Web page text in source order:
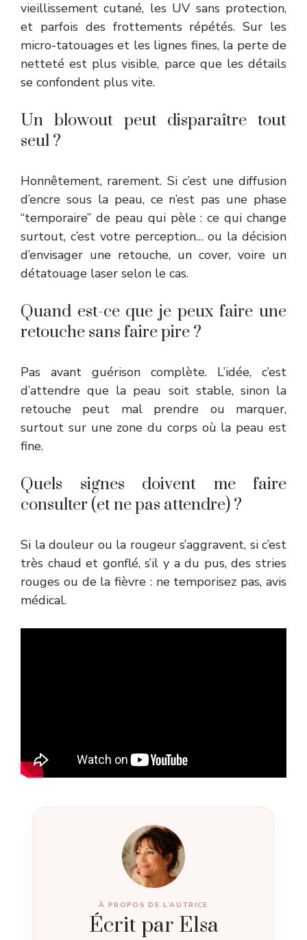
vieillissement cutané, les UV sans protection,
et parfois des frottements répétés. Sur les
micro-tatouages et les lignes fines, la perte de
netteté est plus visible, parce que les détails
se confondent plus vite.
Un blowout peut disparaître tout
seul ?
Honnêtement, rarement. Si c’est une diffusion
d’encre sous la peau, ce n’est pas une phase
“temporaire” de peau qui pèle : ce qui change
surtout, c’est votre perception… ou la décision
d’envisager une retouche, un cover, voire un
détatouage laser selon le cas.
Quand est-ce que je peux faire une
retouche sans faire pire ?
Pas avant guérison complète. L’idée, c’est
d’attendre que la peau soit stable, sinon la
retouche peut mal prendre ou marquer,
surtout sur une zone du corps où la peau est
fine.
Quels signes doivent me faire
consulter (et ne pas attendre) ?
Si la douleur ou la rougeur s’aggravent, si c’est
très chaud et gonflé, s’il y a du pus, des stries
rouges ou de la fièvre : ne temporisez pas, avis
médical.
À PROPOS DE L’AUTRICE
Écrit par Elsa